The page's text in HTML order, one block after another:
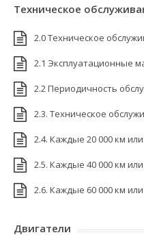
Техническое
2.0 Техническое
2.1 Эксплуатационные
2.2 Периодичность
2.3. Техническое
2.4. Каждые 20 000 км
2.5. Каждые 40 000 км
2.6. Каждые 60 000 км или
Двигатели